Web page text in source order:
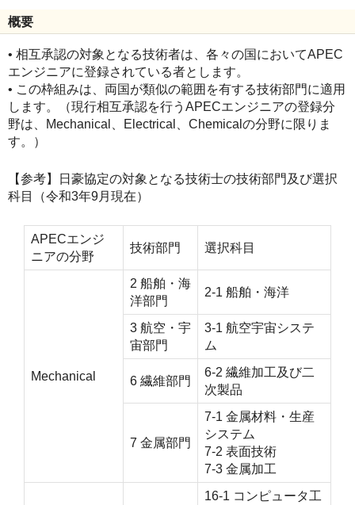
概要
• 相互承認の対象となる技術者は、各々の国においてAPEC
エンジニアに登録されている者とします。
• この枠組みは、両国が類似の範囲を有する技術部門に適用
します。（現行相互承認を行うAPECエンジニアの登録分
野は、Mechanical、Electrical、Chemicalの分野に限りま
す。）
【参考】日豪協定の対象となる技術士の技術部門及び選択
科目（令和3年9月現在）
APECエンジ
ニアの分野
技術部門 選択科目
Mechanical
2 船舶・海
洋部門
2-1 船舶・海洋
3 航空・宇
宙部門
3-1 航空宇宙システ
ム
6 繊維部門
6-2 繊維加工及び二
次製品
7 金属部門
7-1 金属材料・生産
システム
7-2 表面技術
7-3 金属加工
16-1 コンピュータ工